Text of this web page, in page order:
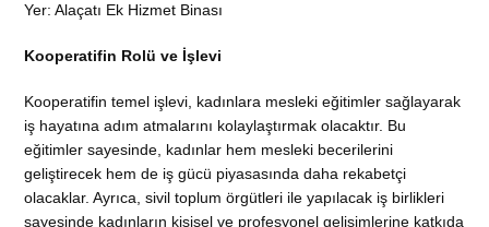
Yer: Alaçatı Ek Hizmet Binası
Kooperatifin Rolü ve İşlevi
Kooperatifin temel işlevi, kadınlara mesleki eğitimler sağlayarak
iş hayatına adım atmalarını kolaylaştırmak olacaktır. Bu
eğitimler sayesinde, kadınlar hem mesleki becerilerini
geliştirecek hem de iş gücü piyasasında daha rekabetçi
olacaklar. Ayrıca, sivil toplum örgütleri ile yapılacak iş birlikleri
sayesinde kadınların kişisel ve profesyonel gelişimlerine katkıda